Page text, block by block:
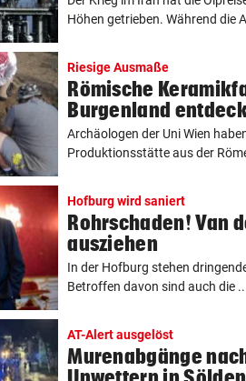
Höhen getrieben. Während die
Riesige Ausmaße
Römische
Burgenland
Archäologen der Uni Wien
Produktionsstätte aus der
Hofburg wird saniert
Rohrschaden! Van
ausziehen
In der Hofburg stehen
Betroffen davon sind auch die
AT-Alert ausgelöst
Murenabgänge